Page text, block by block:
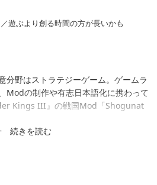
遊ぶより創る時間の方が長いかも
分野はストラテジーゲーム。ゲームラ
Modの制作や有志日本語化に携わって
Kings III』の戦国Mod「Shogunat
続きを読む